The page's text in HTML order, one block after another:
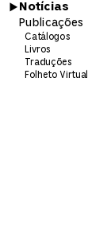
Notícias
Publicações
Catálogos
Livros
Traduções
Folheto Virtual